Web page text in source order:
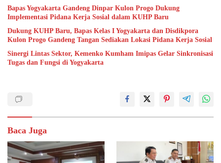
Bapas Yogyakarta Gandeng Dinpar Kulon Progo Dukung
Implementasi Pidana Kerja Sosial dalam KUHP Baru
Dukung KUHP Baru, Bapas Kelas I Yogyakarta dan Disdikpora
Kulon Progo Gandeng Tangan Sediakan Lokasi Pidana Kerja Sosial
Sinergi Lintas Sektor, Kemenko Kumham Imipas Gelar Sinkronisasi
Tugas dan Fungsi di Yogyakarta
Baca Juga